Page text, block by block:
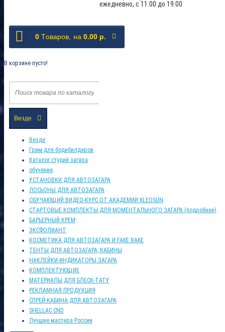
ежедневно, с 11:00 до 19:00
0 Tоваров, на 0.00 р.
В корзине пусто!
Везде
Везде
Грим для бодибилдеров
Каталог студий загара
обучение
УСТАНОВКИ ДЛЯ АВТОЗАГАРА
ЛОСЬОНЫ ДЛЯ АВТОЗАГАРА
ОБУЧАЮЩИЙ ВИДЕО-КУРС ОТ АКАДЕМИИ KLEOSUN
СТАРТОВЫЕ КОМПЛЕКТЫ ДЛЯ МОМЕНТАЛЬНОГО ЗАГАРА (подробнее)
БАРЬЕРНЫЙ КРЕМ
ЭКСФОЛИАНТ
КОСМЕТИКА ДЛЯ АВТОЗАГАРА И FAKE BAKE
ТЕНТЫ ДЛЯ АВТОЗАГАРА, КАБИНЫ
НАКЛЕЙКИ-ИНДИКАТОРЫ ЗАГАРА
КОМПЛЕКТУЮЩИЕ
МАТЕРИАЛЫ ДЛЯ БЛЕСК-ТАТУ
РЕКЛАМНАЯ ПРОДУКЦИЯ
СПРЕЙ-КАБИНА ДЛЯ АВТОЗАГАРА
SHELLAC CND
Лучшие мастера России